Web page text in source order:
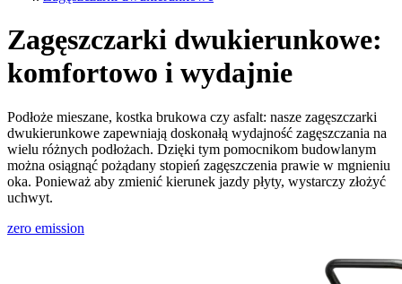
Zagęszczarki dwukierunkowe:
komfortowo i wydajnie
Podłoże mieszane, kostka brukowa czy asfalt: nasze zagęszczarki
dwukierunkowe zapewniają doskonałą wydajność zagęszczania na
wielu różnych podłożach. Dzięki tym pomocnikom budowlanym
można osiągnąć pożądany stopień zagęszczenia prawie w mgnieniu
oka. Ponieważ aby zmienić kierunek jazdy płyty, wystarczy złożyć
uchwyt.
zero emission